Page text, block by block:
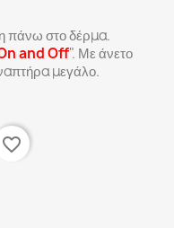
πάνω στο δέρμα.
and Off". Με άνετο
μεγάλο.
favorite_border